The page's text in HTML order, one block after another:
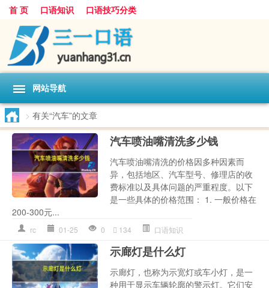
首 页 口语知识 口语技巧分类
网站导航
> 有关“汽车”的文章
汽车喷油嘴清洗多少钱
汽车喷油嘴清洗的价格因多种因素而
异，包括地区、汽车型号、修理店的收
费标准以及具体问题的严重程度。以下
是一些具体的价格范围： 1. 一般价格在
200-300元...
rc 01-25 0 134 口语知识
示廊灯是什么灯
示廊灯，也称为示宽灯或车小灯，是一
种用于显示车辆轮廓的警示灯。它们安